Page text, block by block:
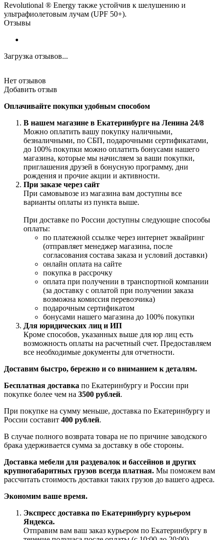
Revolutional ® Energy также устойчив к шелушению и
ультрафиолетовым лучам (UPF 50+).
Отзывы
Загрузка отзывов...
Нет отзывов
Добавить отзыв
Оплачивайте покупки удобным способом
В нашем магазине в Екатеринбурге на Ленина 24/8
Можно оплатить вашу покупку наличными,
безналичными, по СБП, подарочными сертификатами,
до 100% покупки можно оплатить бонусами нашего
магазина, которые мы начисляем за ваши покупки,
приглашения друзей в бонусную программу, дни
рождения и прочие акции и активности.
При заказе через сайт
При самовывозе из магазина вам доступны все
варианты оплаты из пункта выше.
При доставке по России доступны следующие способы
оплаты:
по платежной ссылке через интернет эквайринг
(отправляет менеджер магазина, после
согласования состава заказа и условий доставки)
онлайн оплата на сайте
покупка в рассрочку
оплата при получении в транспортной компании
(за доставку с оплатой при получении заказа
возможна комиссия перевозчика)
подарочным сертификатом
бонусами нашего магазина до 100% покупки
Для юридических лиц и ИП
Кроме способов, указанных выше для юр лиц есть
возможность оплаты на расчетный счет. Предоставляем
все необходимые документы для отчетности.
Доставим быстро, бережно и со вниманием к деталям.
Бесплатная доставка по Екатеринбургу и России при
покупке более чем на 3500 рублей.
При покупке на сумму меньше, доставка по Екатеринбургу и
России составит 400 рублей.
В случае полного возврата товара не по причине заводского
брака удерживается сумма за доставку в обе стороны.
Доставка мебели для раздевалок и бассейнов и других
крупногабаритных грузов всегда платная. Мы поможем вам
рассчитать стоимость доставки таких грузов до вашего адреса.
Экономим ваше время.
Экспресс доставка по Екатеринбургу курьером
Яндекса.
Отправим вам ваш заказ курьером по Екатеринбургу в